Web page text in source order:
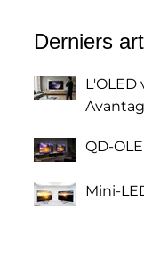
Derniers
L'OLED
QD-
Mini-